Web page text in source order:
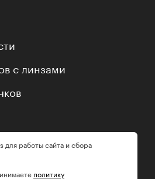
с линзами
для работы сайта и сбора
политику